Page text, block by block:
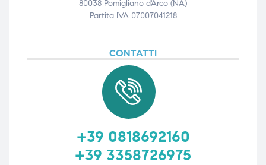
80038 Pomigliano d'Arco (NA)
Partita IVA 07007041218
CONTATTI
+39 0818692160
+39 3358726975